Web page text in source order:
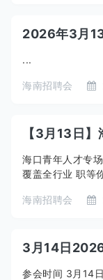
...
海南招聘会
海口青年人才专
覆盖全行业 职等
海南招聘会
参会时间 3月14